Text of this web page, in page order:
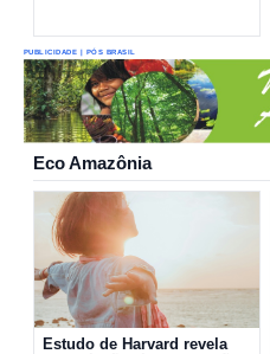
PUBLICIDADE | PÓS BRASIL
Eco Amazônia
Estudo de Harvard revela